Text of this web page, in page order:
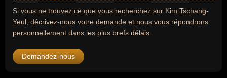
Si vous ne trouvez ce que vous recherchez sur Kim Tschang-
Yeul, décrivez-nous votre demande et nous vous répondrons
personnellement dans les plus brefs délais.
Demandez-nous